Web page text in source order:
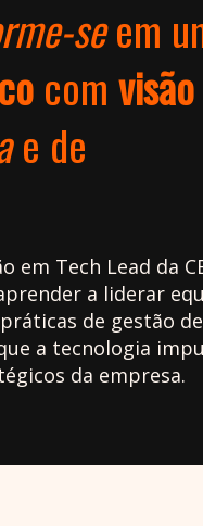
seem
comvisão
e de
em Tech Lead da
a liderar
de gestão
a tecnologia
da empresa.